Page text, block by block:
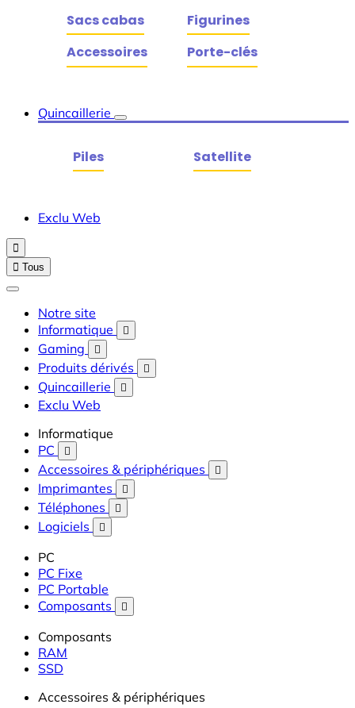
Sacs cabas
Figurines
Accessoires
Porte-clés
Quincaillerie
Piles Satellite
Exclu Web

 Tous
Notre site
Informatique

Gaming 
Produits dérivés 
Quincaillerie 
Exclu Web
Informatique
PC

Accessoires & périphériques 
Imprimantes 
Téléphones 
Logiciels 
PC
PC Fixe
PC Portable
Composants

Composants
RAM
SSD
Accessoires & périphériques